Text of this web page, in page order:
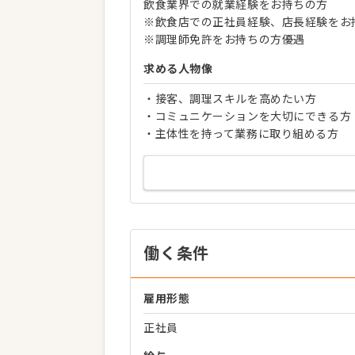
飲食業界での就業経験をお持ちの方
※飲食店での正社員経験、店長経験をお
※調理師免許をお持ちの方優遇
求める人物像
・接客、調理スキルを高めたい方
・コミュニケーションを大切にできる方
・主体性を持って業務に取り組める方
働く条件
雇用形態
正社員